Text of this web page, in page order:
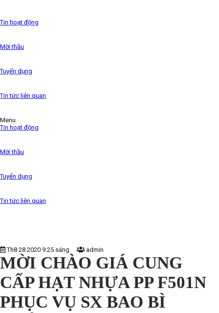
the 1500s,
Tin hoạt động
Mời thầu
Tuyển dụng
Tin tức liên quan
Menu
Tin hoạt động
Mời thầu
Tuyển dụng
Tin tức liên quan
Th8 28 2020 9:25 sáng admin
MỜI CHÀO GIÁ CUNG
CẤP HẠT NHỰA PP F501N
PHỤC VỤ SX BAO BÌ